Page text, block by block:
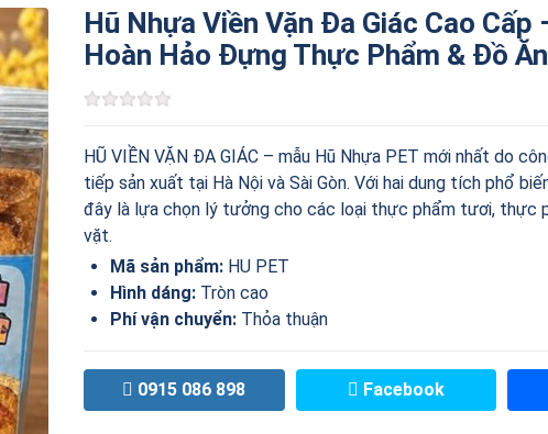
Hũ Nhựa Viền Vặn Đa Giác Cao Cấp
Hoàn Hảo Đựng Thực Phẩm & Đồ
HŨ VIỀN VẶN ĐA GIÁC – mẫu Hũ Nhựa PET mới nhất do
tiếp sản xuất tại Hà Nội và Sài Gòn. Với hai dung tích phổ
đây là lựa chọn lý tưởng cho các loại thực phẩm tươi, thực
vặt.
Mã sản phẩm: HU PET
Hình dáng: Tròn cao
Phí vận chuyển: Thỏa thuận
0915 086 898 Facebook